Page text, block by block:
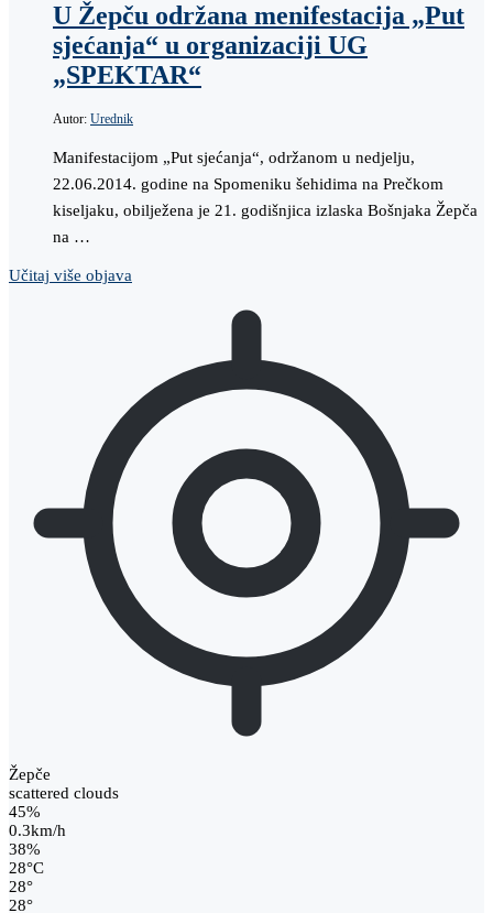
U Žepču održana menifestacija „Put
sjećanja“ u organizaciji UG
„SPEKTAR“
Autor: Urednik
Manifestacijom „Put sjećanja“, održanom u nedjelju,
22.06.2014. godine na Spomeniku šehidima na Prečkom
kiseljaku, obilježena je 21. godišnjica izlaska Bošnjaka Žepča
na …
Učitaj više objava
Žepče
scattered clouds
45%
0.3km/h
38%
28°C
28°
28°